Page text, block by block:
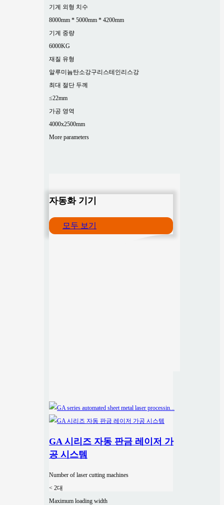
기계 외형 치수
8000mm * 5000mm * 4200mm
기계 중량
6000KG
재질 유형
알루미늄탄소강구리스테인리스강
최대 절단 두께
≤22mm
가공 영역
4000x2500mm
More parameters
자동화 기기
모두 보기
GA 시리즈 자동 판금 레이저 가
공 시스템
Number of laser cutting machines
< 2대
Maximum loading width